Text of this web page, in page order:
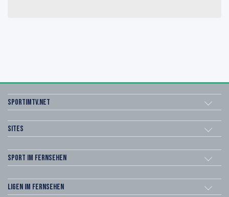
sportimtv.net
Sites
Sport im Fernsehen
Ligen im Fernsehen